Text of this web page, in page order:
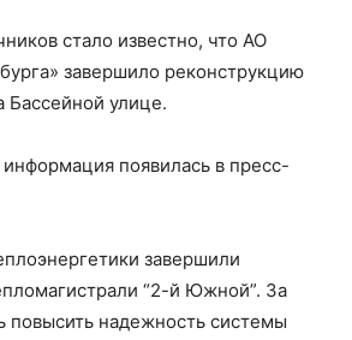
стало известно, что АО
завершило реконструкцию
Бассейной улице.
появилась в пресс-
завершили
“2-й Южной”. За
повысить надежность системы